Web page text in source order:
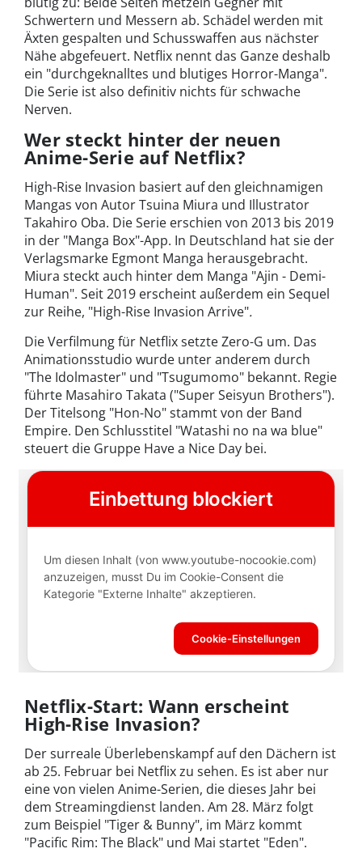
Schwertern und Messern ab. Schädel werden mit
Äxten gespalten und Schusswaffen aus nächster
Nähe abgefeuert. Netflix nennt das Ganze deshalb
ein "durchgeknalltes und blutiges Horror-Manga".
Die Serie ist also definitiv nichts für schwache
Nerven.
Wer steckt hinter der neuen
Anime-Serie auf Netflix?
High-Rise Invasion basiert auf den gleichnamigen
Mangas von Autor Tsuina Miura und Illustrator
Takahiro Oba. Die Serie erschien von 2013 bis 2019
in der "Manga Box"-App. In Deutschland hat sie der
Verlagsmarke Egmont Manga herausgebracht.
Miura steckt auch hinter dem Manga "Ajin - Demi-
Human". Seit 2019 erscheint außerdem ein Sequel
zur Reihe, "High-Rise Invasion Arrive".
Die Verfilmung für Netflix setzte Zero-G um. Das
Animationsstudio wurde unter anderem durch
"The Idolmaster" und "Tsugumomo" bekannt. Regie
führte Masahiro Takata ("Super Seisyun Brothers").
Der Titelsong "Hon-No" stammt von der Band
Empire. Den Schlusstitel "Watashi no na wa blue"
steuert die Gruppe Have a Nice Day bei.
Netflix-Start: Wann erscheint
High-Rise Invasion?
Der surreale Überlebenskampf auf den Dächern ist
ab 25. Februar bei Netflix zu sehen. Es ist aber nur
eine von vielen Anime-Serien, die dieses Jahr bei
dem Streamingdienst landen. Am 28. März folgt
zum Beispiel "Tiger & Bunny", im März kommt
"Pacific Rim: The Black" und Mai startet "Eden".